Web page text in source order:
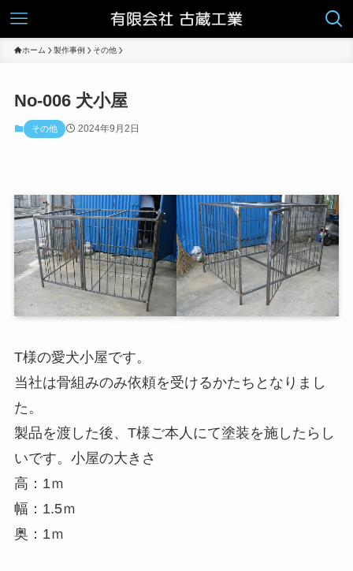
ホーム 製作事例 その他
No-006 犬小屋
その他 2024年9月2日
T様の愛犬小屋です。
当社は骨組みのみ依頼を受けるかたちとなりまし
た。
製品を渡した後、T様ご本人にて塗装を施したらし
いです。小屋の大きさ
高：1ｍ
幅：1.5ｍ
奥：1ｍ